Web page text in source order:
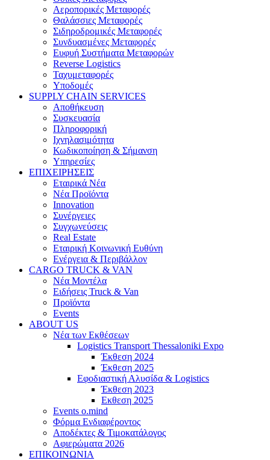
Αεροπορικές Μεταφορές
Θαλάσσιες Μεταφορές
Σιδηροδρομικές Μεταφορές
Συνδυασμένες Μεταφορές
Ευφυή Συστήματα Μεταφορών
Reverse Logistics
Ταχυμεταφορές
Υποδομές
SUPPLY CHAIN SERVICES
Αποθήκευση
Συσκευασία
Πληροφορική
Ιχνηλασιμότητα
Κωδικοποίηση & Σήμανση
Υπηρεσίες
ΕΠΙΧΕΙΡΗΣΕΙΣ
Εταιρικά Νέα
Νέα Προϊόντα
Innovation
Συνέργειες
Συγχωνεύσεις
Real Estate
Εταιρική Κοινωνική Ευθύνη
Ενέργεια & Περιβάλλον
CARGO TRUCK & VAN
Νέα Μοντέλα
Ειδήσεις Truck & Van
Προϊόντα
Events
ABOUT US
Νέα των Εκθέσεων
Logistics Transport Thessaloniki Expo
Έκθεση 2024
Έκθεση 2025
Εφοδιαστική Αλυσίδα & Logistics
Έκθεση 2023
Εκθεση 2025
Events o.mind
Φόρμα Ενδιαφέροντος
Αποδέκτες & Τιμοκατάλογος
Αφιερώματα 2026
ΕΠΙΚΟΙΝΩΝΙΑ